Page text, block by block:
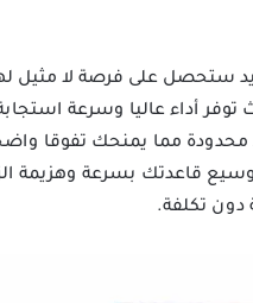
ستحصل على فرصة لا مثيل
أداء عاليا وسرعة
مما يمنحك تفوقا
قاعدتك بسرعة وهزيمة
دون تكلفة.